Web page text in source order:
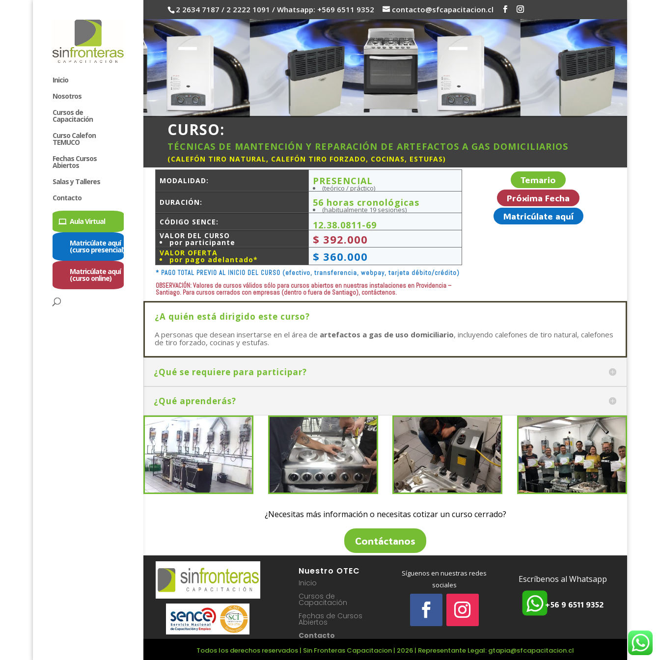
2 2634 7187 / 2 2222 1091 / Whatsapp: +569 6511 9352 contacto@sfcapacitacion.cl
Inicio
Nosotros
Cursos de
Capacitación
Curso Calefon
TEMUCO
Fechas Cursos
Abiertos
Salas y Talleres
Contacto
Aula Virtual
Matricúlate aquí
(curso presencial)
Matricúlate aquí
(curso online)
CURSO:
TÉCNICAS DE MANTENCIÓN Y REPARACIÓN DE ARTEFACTOS A GAS DOMICILIARIOS
(CALEFÓN TIRO NATURAL, CALEFÓN TIRO FORZADO, COCINAS, ESTUFAS)
MODALIDAD: PRESENCIAL
(teórico / práctico)
DURACIÓN: 56 horas cronológicas
(habitualmente 19 sesiones)
CÓDIGO SENCE: 12.38.0811-69
VALOR DEL CURSO
por participante $ 392.000
VALOR OFERTA
por pago adelantado* $ 360.000
* PAGO TOTAL PREVIO AL INICIO DEL CURSO (efectivo, transferencia, webpay, tarjeta débito/crédito)
OBSERVACIÓN: Valores de cursos válidos sólo para cursos abiertos en nuestras instalaciones en Providencia –
Santiago. Para cursos cerrados con empresas (dentro o fuera de Santiago), contáctenos.
Temario
Próxima Fecha
Matricúlate aquí
¿A quién está dirigido este curso?
A personas que desean insertarse en el área de artefactos a gas de uso domiciliario, incluyendo calefones de tiro natural, calefones
de tiro forzado, cocinas y estufas.
¿Qué se requiere para participar?
¿Qué aprenderás?
¿Necesitas más información o necesitas cotizar un curso cerrado?
Contáctanos
Nuestro OTEC
Inicio
Cursos de
Capacitación
Fechas de Cursos
Abiertos
Contacto
Síguenos en nuestras redes
sociales
Escríbenos al Whatsapp
+56 9 6511 9352
Todos los derechos reservados | Sin Fronteras Capacitacion | 2026 | Representante Legal: gtapia@sfcapacitacion.cl